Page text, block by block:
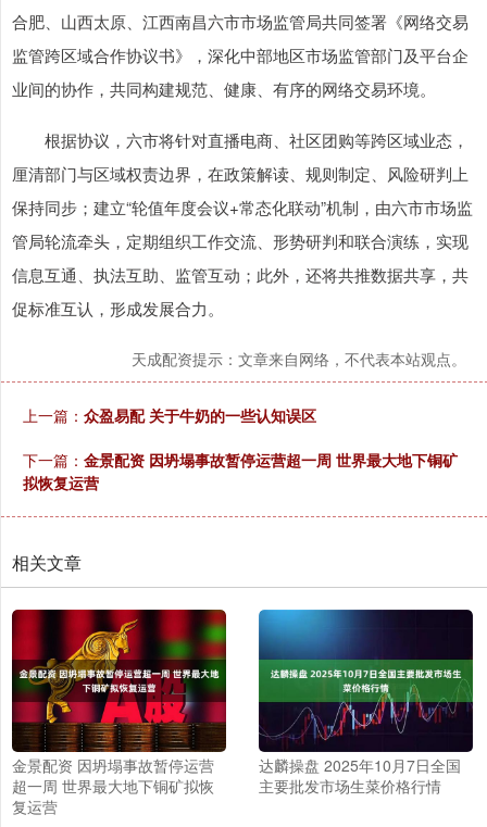
合肥、山西太原、江西南昌六市市场监管局共同签署《网络交易
监管跨区域合作协议书》，深化中部地区市场监管部门及平台企
业间的协作，共同构建规范、健康、有序的网络交易环境。
根据协议，六市将针对直播电商、社区团购等跨区域业态，
厘清部门与区域权责边界，在政策解读、规则制定、风险研判上
保持同步；建立“轮值年度会议+常态化联动”机制，由六市市场监
管局轮流牵头，定期组织工作交流、形势研判和联合演练，实现
信息互通、执法互助、监管互动；此外，还将共推数据共享，共
促标准互认，形成发展合力。
天成配资提示：文章来自网络，不代表本站观点。
上一篇： 众盈易配 关于牛奶的一些认知误区
下一篇： 金景配资 因坍塌事故暂停运营超一周 世界最大地下铜矿
拟恢复运营
相关文章
金景配资 因坍塌事故暂停运营
超一周 世界最大地下铜矿拟恢
复运营
达麟操盘 2025年10月7日全国
主要批发市场生菜价格行情